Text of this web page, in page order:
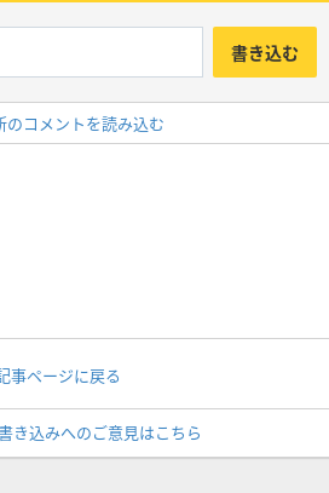
書き込む
のコメントを読み込む
事ページに戻る
き込みへのご意見はこちら